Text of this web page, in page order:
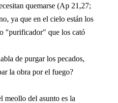
quemarse (Ap 21,27;
ya que en el cielo están los
"purificador" que los cató
de purgar los pecados,
la obra por el fuego?
meollo del asunto es la